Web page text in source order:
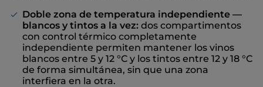
Doble zona de temperatura independiente —
blancos y tintos a la vez: dos compartimentos
con control térmico completamente
independiente permiten mantener los vinos
blancos entre 5 y 12 °C y los tintos entre 12 y 18 °C
de forma simultánea, sin que una zona
interfiera en la otra.